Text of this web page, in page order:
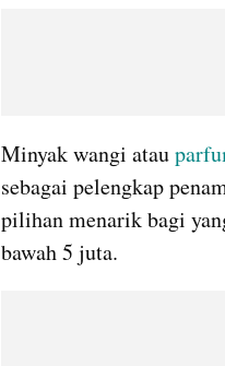
Minyak wangi atau
sebagai pelengkap
pilihan menarik bagi
bawah 5 juta.